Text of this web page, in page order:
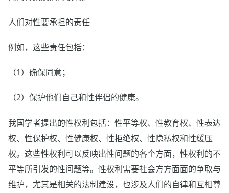
人们对性要承担的责任
例如，这些责任包括：
（1）确保同意；
（2）保护他们自己和性伴侣的健康。
我国学者提出的性权利包括：性平等权、性教育权、性表达
权、性保护权、性健康权、性拒绝权、性隐私权和性缓压
权。这些性权利可以反映出性问题的各个方面，性权利的不
平等所引发的性问题等。性权利需要社会方方面面的争取与
维护，尤其是相关的法制建设，也涉及人们的自律和互相尊